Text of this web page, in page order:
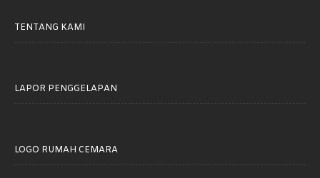
TENTANG KAMI
LAPOR PENGGELAPAN
LOGO RUMAH CEMARA